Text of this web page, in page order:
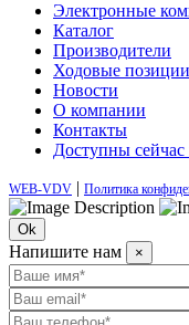
Электронные
Каталог
Производители
Ходовые позиции
Новости
О компании
Контакты
Доступны сейчас
WEB-VDV | Политика
Ok
Напишите нам ×